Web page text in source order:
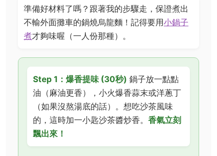
準備好材料了嗎？跟著我的步驟走，保證煮出
不輸外面攤車的鍋燒烏龍麵！記得要用小鍋子
煮才夠味喔（一人份那種）。
Step 1：爆香提味 (30秒) 鍋子放一點點
油（麻油更香），小火爆香蒜末或洋蔥丁
（如果沒熬湯底的話）。想吃沙茶風味
的，這時加一小匙沙茶醬炒香。 香氣立刻
飄出來！